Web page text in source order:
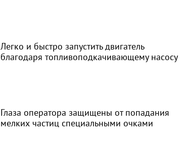
Легко и быстро запустить двигатель
благодаря топливоподкачивающему насосу
Глаза оператора защищены от попадания
мелких частиц специальными очками